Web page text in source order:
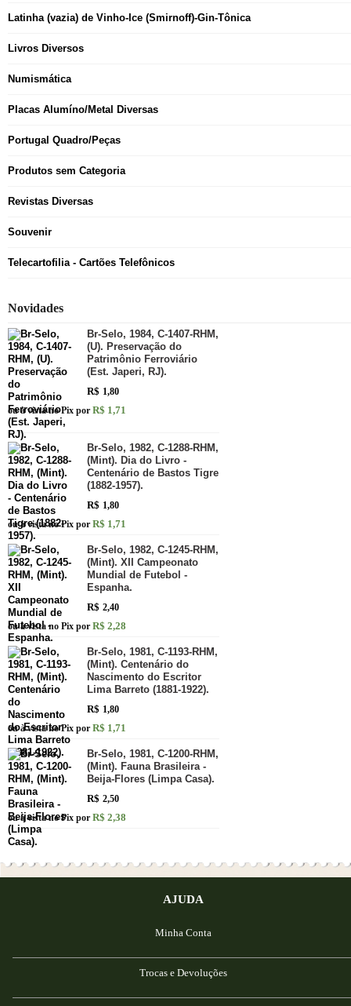
Latinha (vazia) de Vinho-Ice (Smirnoff)-Gin-Tônica
Livros Diversos
Numismática
Placas Alumíno/Metal Diversas
Portugal Quadro/Peças
Produtos sem Categoria
Revistas Diversas
Souvenir
Telecartofilia - Cartões Telefônicos
Novidades
Br-Selo, 1984, C-1407-RHM,
(U). Preservação do
Patrimônio Ferroviário
(Est. Japeri, RJ).
R$ 1,80
ou à vista no Pix por R$ 1,71
Br-Selo, 1982, C-1288-RHM,
(Mint). Dia do Livro -
Centenário de Bastos Tigre
(1882-1957).
R$ 1,80
ou à vista no Pix por R$ 1,71
Br-Selo, 1982, C-1245-RHM,
(Mint). XII Campeonato
Mundial de Futebol -
Espanha.
R$ 2,40
ou à vista no Pix por R$ 2,28
Br-Selo, 1981, C-1193-RHM,
(Mint). Centenário do
Nascimento do Escritor
Lima Barreto (1881-1922).
R$ 1,80
ou à vista no Pix por R$ 1,71
Br-Selo, 1981, C-1200-RHM,
(Mint). Fauna Brasileira -
Beija-Flores (Limpa Casa).
R$ 2,50
ou à vista no Pix por R$ 2,38
AJUDA
Minha Conta
Trocas e Devoluções